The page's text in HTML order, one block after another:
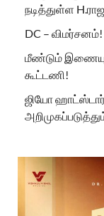
நடித்துள்ள
DC – விமர்சனம்!
மீண்டும்
கூட்டணி!
ஜியோ ஹாட்ஸ்டார்